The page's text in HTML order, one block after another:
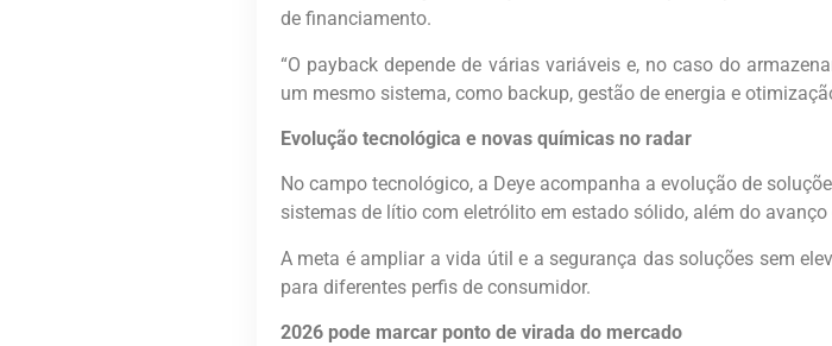
de financiamento.
“O payback depende de várias variáveis e, no caso do
um mesmo sistema, como backup, gestão de energia e
Evolução tecnológica e novas químicas no radar
No campo tecnológico, a Deye acompanha a evolução de
sistemas de lítio com eletrólito em estado sólido, além do
A meta é ampliar a vida útil e a segurança das soluções sem
para diferentes perfis de consumidor.
2026 pode marcar ponto de virada do mercado